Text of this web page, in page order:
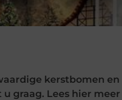
kerstbomen en
graag. Lees hier meer